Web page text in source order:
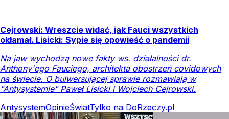
Cejrowski: Wreszcie widać, jak Fauci wszystkich
okłamał. Lisicki: Sypie się opowieść o pandemii
Na jaw wychodzą nowe fakty ws. działalności dr.
Anthony'ego Fauciego, architekta obostrzeń covidowych
na świecie. O bulwersującej sprawie rozmawiają w
"Antysystemie" Paweł Lisicki i Wojciech Cejrowski.
AntysystemOpinieŚwiatTylko na DoRzeczy.pl